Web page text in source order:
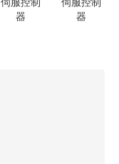
伺服控制
器
伺服控制
器